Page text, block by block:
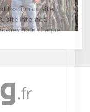
l'utilisation du site,
du site internet.
cookies pour chaque